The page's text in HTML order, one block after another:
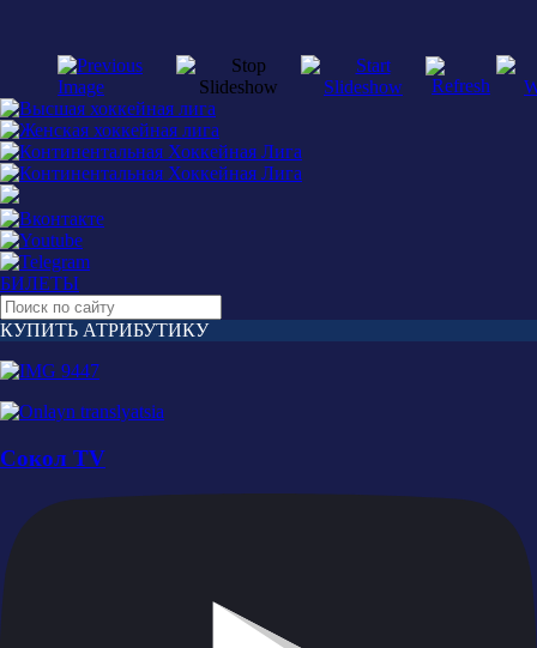
БИЛЕТЫ
КУПИТЬ АТРИБУТИКУ
Сокол TV